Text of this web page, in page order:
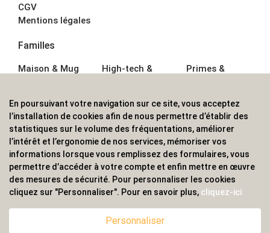
CGV
Mentions légales
Familles
Maison & Mug
Écriture
Bagagerie sacs
High-tech &
Sport &
Outdoor
Enfant
Primes &
Boisson
Textile &
Casquette
Accessoires de
ALVS, fournisseur d'objets publicitaires, pour les
professionnels. Une implantation nationale, une
couverture internationale.
En poursuivant votre navigation sur ce site, vous acceptez
l’installation de cookies afin de nous permettre d’établir des
statistiques sur le volume des fréquentations, améliorer
l’intérêt et l’ergonomie de nos services, mémoriser vos
informations lorsque vous remplissez des formulaires, vous
permettre d’accéder à votre compte et enfin mettre en œuvre
des mesures de sécurité. Pour personnaliser les cookies
cliquez sur "Personnaliser". Pour en savoir plus, cliquez-ici
Personnaliser